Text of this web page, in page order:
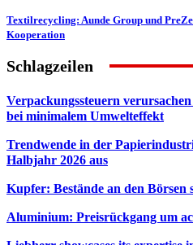
Textilrecycling: Aunde Group und
Kooperation
Schlagzeilen
Verpackungssteuern
bei minimalem Umwelteffekt
Trendwende in der
Halbjahr 2026 aus
Kupfer: Bestände an den
Aluminium: Preisrückgang um